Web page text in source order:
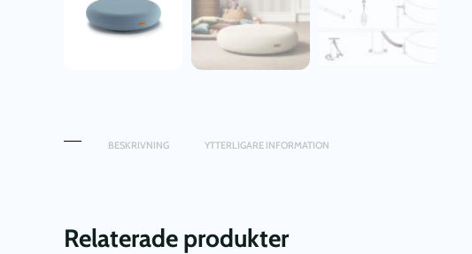
BESKRIVNING YTTERLIGARE INFORMATION
Relaterade produkter